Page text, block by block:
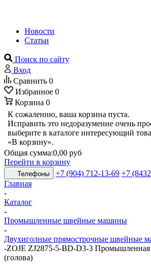
Новости
Статьи
Поиск по сайту
Вход
Сравнить 0
Избранное 0
Корзина 0
К сожалению, ваша корзина пуста.
Исправить это недоразумение очень
выберите в каталоге интересующий
«В корзину».
Общая сумма:0,00 руб
Перейти в корзину
Телефоны +7 (904) 712-13-69 +7
Главная
-
Каталог
-
Промышленные швейные машины
-
Двухиголные прямострочные швейные
-ZOJE ZJ2875-5-BD-D3-3
(голова)